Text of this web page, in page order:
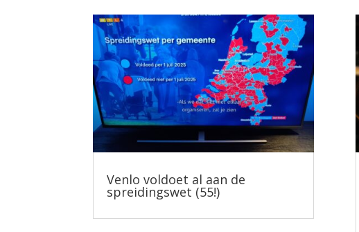
Venlo voldoet al aan de
spreidingswet (55!)